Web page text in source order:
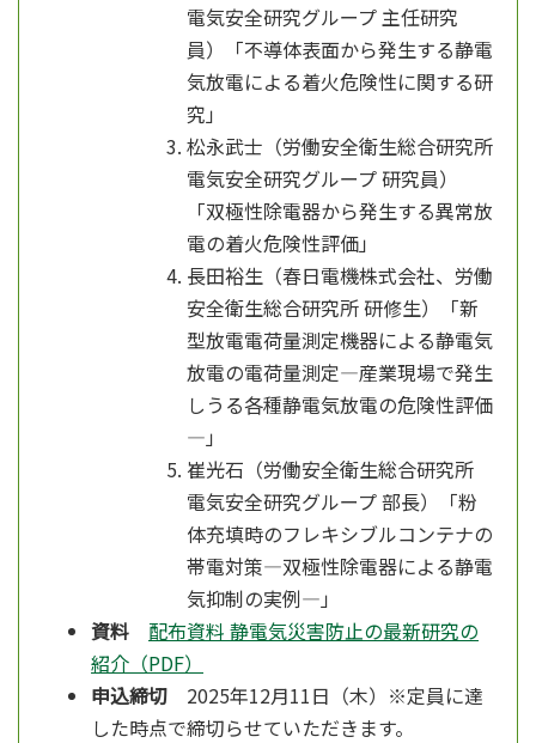
電気安全研究グループ 主任研究
員）「不導体表面から発生する静電
気放電による着火危険性に関する研
究」
松永武士（労働安全衛生総合研究所
電気安全研究グループ 研究員）
「双極性除電器から発生する異常放
電の着火危険性評価」
長田裕生（春日電機株式会社、労働
安全衛生総合研究所 研修生）「新
型放電電荷量測定機器による静電気
放電の電荷量測定―産業現場で発生
しうる各種静電気放電の危険性評価
―」
崔光石（労働安全衛生総合研究所
電気安全研究グループ 部長）「粉
体充填時のフレキシブルコンテナの
帯電対策―双極性除電器による静電
気抑制の実例―」
資料 配布資料 静電気災害防止の最新研究の
紹介（PDF）
申込締切 2025年12月11日（木）※定員に達
した時点で締切らせていただきます。